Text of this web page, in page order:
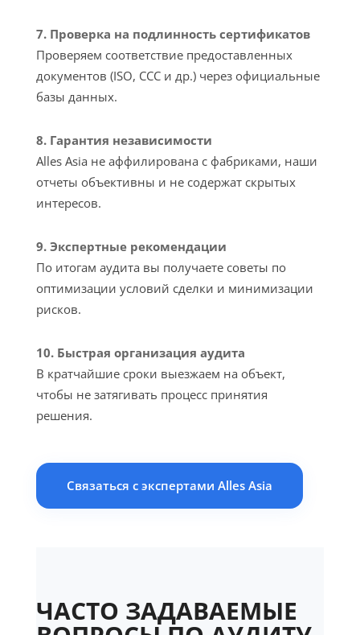
7. Проверка на подлинность сертификатов
Проверяем соответствие предоставленных
документов (ISO, CCC и др.) через официальные
базы данных.
8. Гарантия независимости
Alles Asia не аффилирована с фабриками, наши
отчеты объективны и не содержат скрытых
интересов.
9. Экспертные рекомендации
По итогам аудита вы получаете советы по
оптимизации условий сделки и минимизации
рисков.
10. Быстрая организация аудита
В кратчайшие сроки выезжаем на объект,
чтобы не затягивать процесс принятия
решения.
Связаться с экспертами Alles Asia
ЧАСТО ЗАДАВАЕМЫЕ